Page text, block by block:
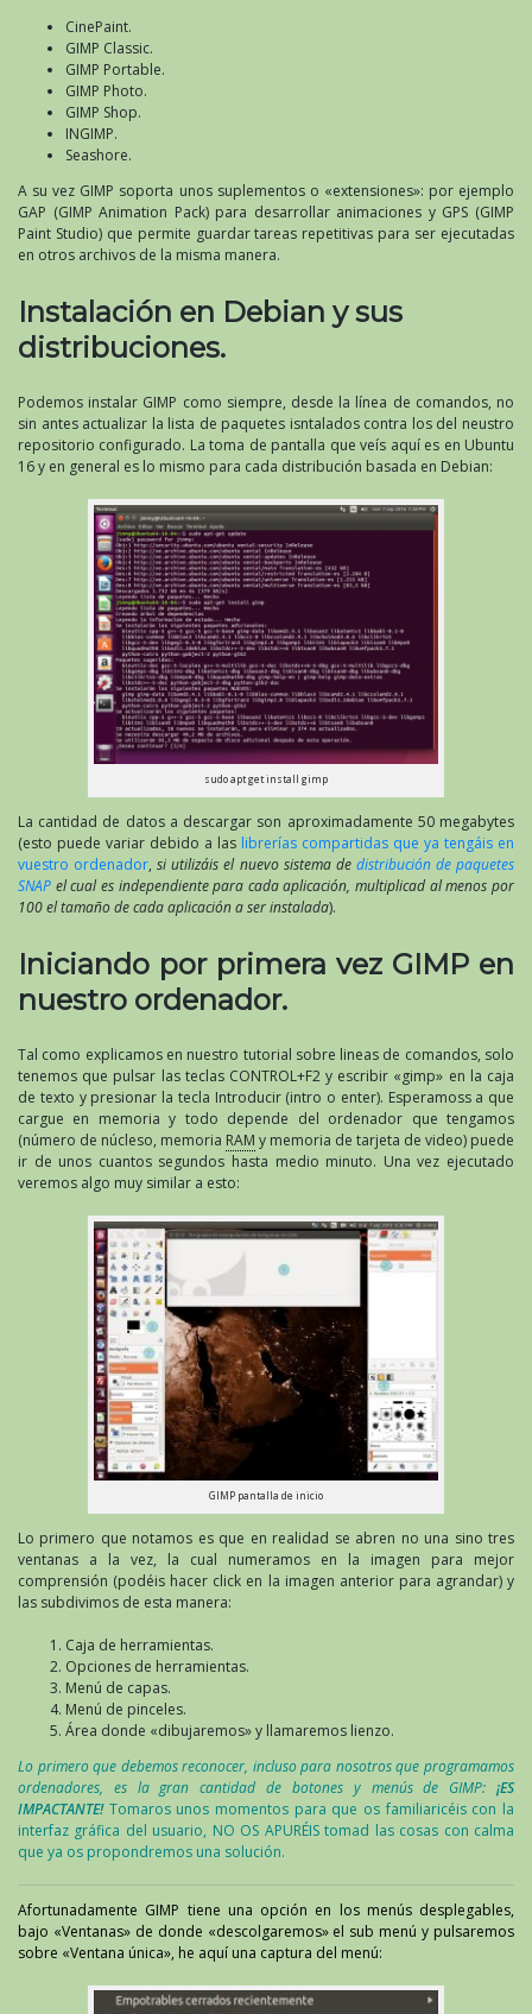
CinePaint.
GIMP Classic.
GIMP Portable.
GIMP Photo.
GIMP Shop.
INGIMP.
Seashore.
A su vez GIMP soporta unos suplementos o «extensiones»: por ejemplo
GAP (GIMP Animation Pack) para desarrollar animaciones y GPS (GIMP
Paint Studio) que permite guardar tareas repetitivas para ser ejecutadas
en otros archivos de la misma manera.
Instalación en Debian y sus
distribuciones.
Podemos instalar GIMP como siempre, desde la línea de comandos, no
sin antes actualizar la lista de paquetes isntalados contra los del neustro
repositorio configurado. La toma de pantalla que veís aquí es en Ubuntu
16 y en general es lo mismo para cada distribución basada en Debian:
sudo apt get install gimp
La cantidad de datos a descargar son aproximadamente 50 megabytes
(esto puede variar debido a las librerías compartidas que ya tengáis en
vuestro ordenador,si utilizáis el nuevo sistema de distribución de paquetes
SNAP el cual es independiente para cada aplicación, multiplicad al menos por
100 el tamaño de cada aplicación a ser instalada).
Iniciando por primera vez GIMP en
nuestro ordenador.
Tal como explicamos en nuestro tutorial sobre lineas de comandos, solo
tenemos que pulsar las teclas CONTROL+F2 y escribir «gimp» en la caja
de texto y presionar la tecla Introducir (intro o enter). Esperamoss a que
cargue en memoria y todo depende del ordenador que tengamos
(número de núcleso, memoria RAM y memoria de tarjeta de video) puede
ir de unos cuantos segundos hasta medio minuto. Una vez ejecutado
veremos algo muy similar a esto:
GIMP pantalla de inicio
Lo primero que notamos es que en realidad se abren no una sino tres
ventanas a la vez, la cual numeramos en la imagen para mejor
comprensión (podéis hacer click en la imagen anterior para agrandar) y
las subdivimos de esta manera:
Caja de herramientas.
Opciones de herramientas.
Menú de capas.
Menú de pinceles.
Área donde «dibujaremos» y llamaremos lienzo.
Lo primero que debemos reconocer, incluso para nosotros que programamos
ordenadores, es la gran cantidad de botones y menús de GIMP: ¡ES
IMPACTANTE!Tomaros unos momentos para que os familiaricéis con la
interfaz gráfica del usuario, NO OS APURÉIS tomad las cosas con calma
que ya os propondremos una solución.
Afortunadamente GIMP tiene una opción en los menús desplegables,
bajo «Ventanas» de donde «descolgaremos» el sub menú y pulsaremos
sobre «Ventana única», he aquí una captura del menú: